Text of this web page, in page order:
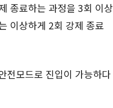
종료하는 과정을 3회 이상
이상하게 2회 강제 종료
전모드로 진입이 가능하다